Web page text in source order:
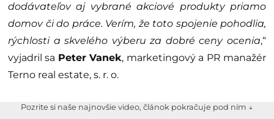
dodávateľov aj vybrané akciové produkty priamo
domov či do práce. Verím, že toto spojenie pohodlia,
rýchlosti a skvelého výberu za dobré ceny ocenia,“
vyjadril sa Peter Vanek, marketingový a PR manažér
Terno real estate, s. r. o.
Pozrite si naše najnovšie video, článok pokračuje pod ním ↓